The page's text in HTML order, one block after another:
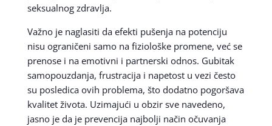
seksualnog zdravlja.
Važno je naglasiti da efekti pušenja na potenciju
nisu ograničeni samo na fiziološke promene, već se
prenose i na emotivni i partnerski odnos. Gubitak
samopouzdanja, frustracija i napetost u vezi često
su posledica ovih problema, što dodatno pogoršava
kvalitet života. Uzimajući u obzir sve navedeno,
jasno je da je prevencija najbolji način očuvanja